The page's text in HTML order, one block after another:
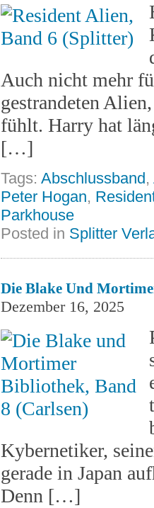
Auch nicht mehr
gestrandeten
fühlt. Harry hat
[…]
Tags: Abschlussband,
Peter Hogan,
Parkhouse
Posted in Splitter
Die Blake Und
Dezember 16, 2025
Kybernetiker,
gerade in Japan
Denn […]